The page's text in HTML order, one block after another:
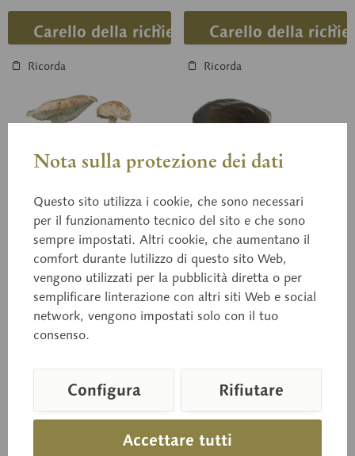
Carello della richiesta
Ricorda
Carello della
Ricorda
Bo 124
Collybia maculata
(A. et S. ex FR.) KUMM.
Prezzo su richiesta
Carello della richiesta
Bo 125
Pleurotus ostreatus
(JACQ. ex FR.) KUMM.
Carello della
Nota sulla protezione dei dati
Questo sito utilizza i cookie, che sono necessari
per il funzionamento tecnico del sito e che sono
sempre impostati. Altri cookie, che aumentano il
comfort durante lutilizzo di questo sito Web,
vengono utilizzati per la pubblicità diretta o per
semplificare linterazione con altri siti Web e social
network, vengono impostati solo con il tuo
consenso.
Accettare tutti
Configura Rifiutare